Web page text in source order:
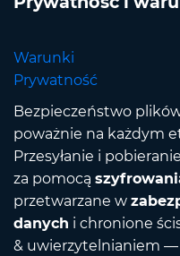
Warunki
Prywatność
Bezpieczeństwo
poważnie na każdym
Przesyłanie i
za pomocą
przetwarzane w
danych i chronione
& uwierzytelnianiem